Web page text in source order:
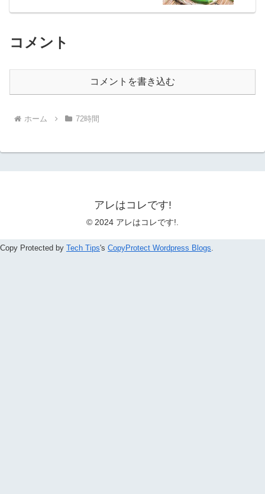
コメント
コメントを書き込む
ホーム 72時間
アレはコレです!
© 2024 アレはコレです!.
Copy Protected by Tech Tips's CopyProtect Wordpress Blogs